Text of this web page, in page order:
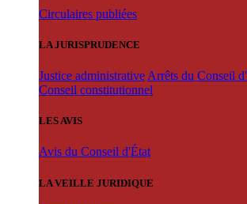
Circulaires publiées
LA JURISPRUDENCE
Justice administrative Arrêts du Conseil
Conseil constitutionnel
LES AVIS
Avis du Conseil d'État
LA VEILLE JURIDIQUE